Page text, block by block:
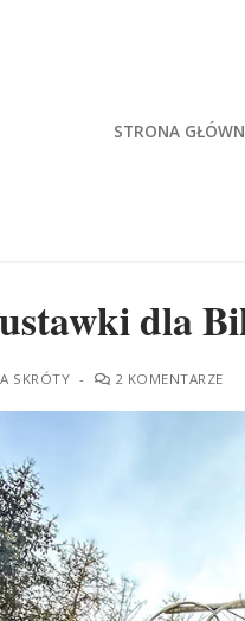
STRONA
dla
SKRÓTY - 2 KOMENTARZE